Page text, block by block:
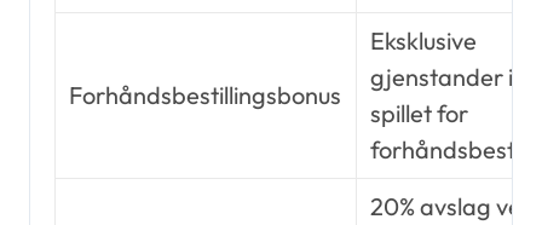
Forhåndsbestillingsbonus
Eksklusive
gjenstander i
spillet for
20% avslag ved